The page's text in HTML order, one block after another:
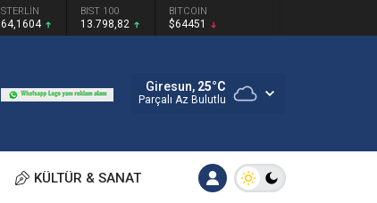
STERLİN
64,1604
BIST 100
13.798,82
BITCOIN
$64451
Giresun, 25°C
Parçalı Az Bulutlu
KÜLTÜR & SANAT